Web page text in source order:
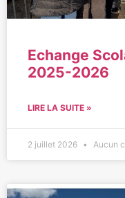
Echange
2025-2026
LIRE LA SUITE »
2 juillet 2026 Aucun